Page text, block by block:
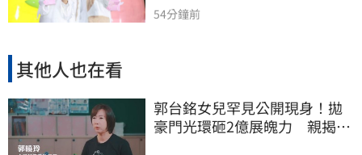
54分鐘前
其他人也在看
郭台銘女兒罕見公開現身！拋
豪門光環砸2億展魄力 親揭教